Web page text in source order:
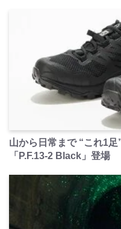
山から日常まで “これ1
「P.F.13-2 Black」登場